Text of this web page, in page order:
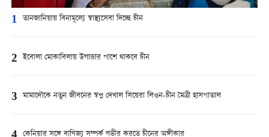
1 তানজানিয়ায় বিনামূল্যে স্বাস্থ্যসেবা দিচ্ছে চীন
2 ইবোলা মোকাবিলায় উগান্ডার পাশে থাকবে চীন
3 মামাদৌকে নতুন জীবনের স্বপ্ন দেখাল সিয়েরা লিওন-চীন মৈত্রী হাসপাতাল
কেনিয়ার সঙ্গে বাণিজ্য সম্পর্ক গভীর করতে চীনের অঙ্গীকার